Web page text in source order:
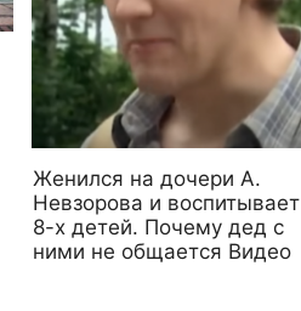
Женился на дочери А.
Невзорова и воспитывает
8-х детей. Почему дед с
ними не общается Видео